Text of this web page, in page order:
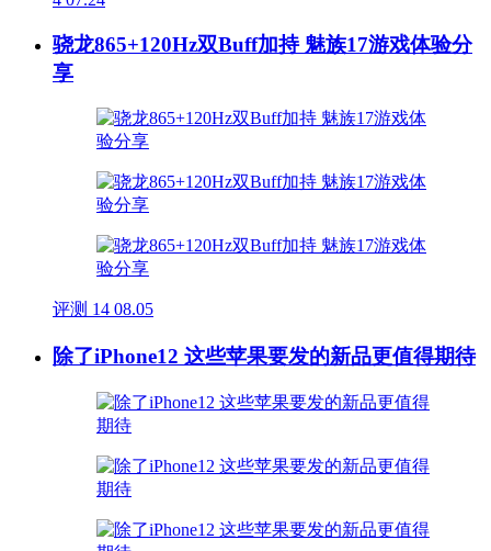
骁龙865+120Hz双Buff加持 魅族17游戏体验分
享
评测 14 08.05
除了iPhone12 这些苹果要发的新品更值得期待